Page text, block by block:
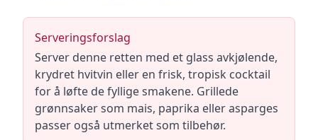
Serveringsforslag
Server denne retten med et glass avkjølende,
krydret hvitvin eller en frisk, tropisk cocktail
for å løfte de fyllige smakene. Grillede
grønnsaker som mais, paprika eller asparges
passer også utmerket som tilbehør.